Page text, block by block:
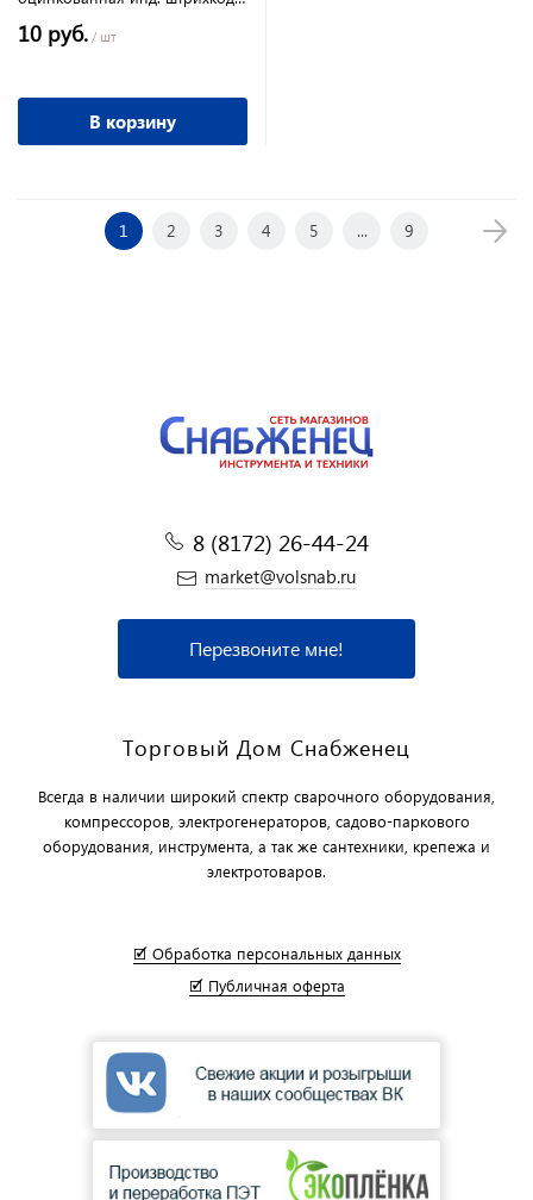
10 руб. / шт
В корзину
1 2 3 4 5 ... 9
8 (8172) 26-44-24
market@volsnab.ru
Перезвоните мне!
Торговый Дом Снабженец
Всегда в наличии широкий спектр сварочного оборудования,
компрессоров, электрогенераторов, садово-паркового
оборудования, инструмента, а так же сантехники, крепежа и
электротоваров.
🗹 Обработка персональных данных
🗹 Публичная оферта